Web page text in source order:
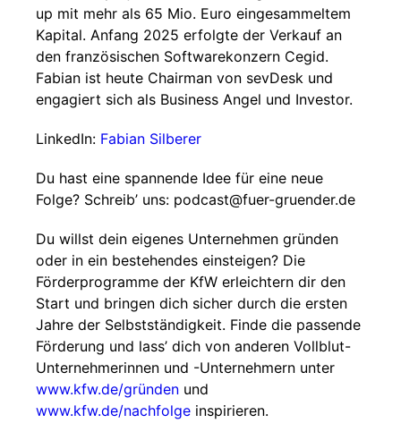
up mit mehr als 65 Mio. Euro eingesammeltem
Kapital. Anfang 2025 erfolgte der Verkauf an
den französischen Softwarekonzern Cegid.
Fabian ist heute Chairman von sevDesk und
engagiert sich als Business Angel und Investor.
LinkedIn: Fabian Silberer
Du hast eine spannende Idee für eine neue
Folge? Schreib’ uns: ⁠⁠⁠⁠⁠⁠podcast@fuer-gruender.de⁠⁠⁠⁠⁠⁠
Du willst dein eigenes Unternehmen gründen
oder in ein bestehendes einsteigen? Die
Förderprogramme der KfW erleichtern dir den
Start und bringen dich sicher durch die ersten
Jahre der Selbstständigkeit. Finde die passende
Förderung und lass’ dich von anderen Vollblut-
Unternehmerinnen und -Unternehmern unter⁠⁠⁠⁠
⁠⁠⁠⁠⁠⁠⁠⁠⁠⁠www.kfw.de/gründen ⁠⁠⁠⁠⁠⁠ und
⁠⁠www.kfw.de/nachfolge ⁠⁠ inspirieren.